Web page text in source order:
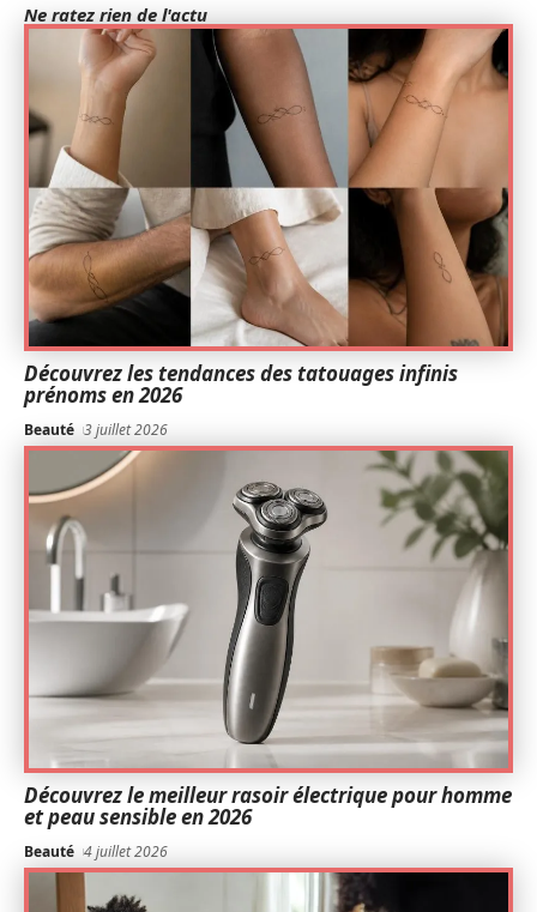
Ne ratez rien de l'actu
Découvrez les tendances des tatouages infinis
prénoms en 2026
Beauté 3 juillet 2026
Découvrez le meilleur rasoir électrique pour homme
et peau sensible en 2026
Beauté 4 juillet 2026